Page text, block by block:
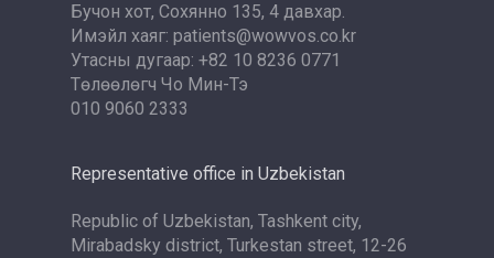
Representative office in Uzbekistan
Бучон хот, Сохянно 135, 4 давхар.
Имэйл хаяг: patients@wowvos.co.kr
Утасны дугаар: +82 10 8236 0771
Төлөөлөгч Чо Мин-Тэ
010 9060 2333
Republic of Uzbekistan, Tashkent city,
Mirabadsky district, Turkestan street, 12-26